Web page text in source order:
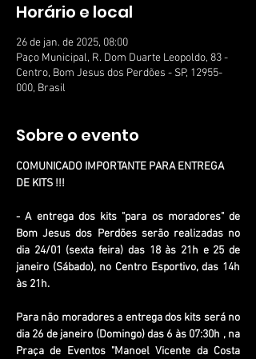
Horário e local
26 de jan. de 2025, 08:00
Paço Municipal, R. Dom Duarte Leopoldo, 83 -
Centro, Bom Jesus dos Perdões - SP, 12955-
000, Brasil
Sobre o evento
COMUNICADO IMPORTANTE PARA ENTREGA
DE KITS !!!
- A entrega dos kits "para os moradores" de
Bom Jesus dos Perdões serão realizadas no
dia 24/01 (sexta feira) das 18 às 21h e 25 de
janeiro (Sábado), no Centro Esportivo, das 14h
às 21h.
Para não moradores a entrega dos kits será no
dia 26 de janeiro (Domingo) das 6 às 07:30h , na
Praça de Eventos "Manoel Vicente da Costa